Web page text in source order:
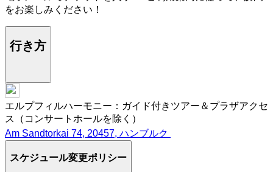
をお楽しみください！
行き方
エルプフィルハーモニー：ガイド付きツアー＆プラザアクセ
ス（コンサートホールを除く）
Am Sandtorkai 74, 20457, ハンブルク
スケジュール変更ポリシー